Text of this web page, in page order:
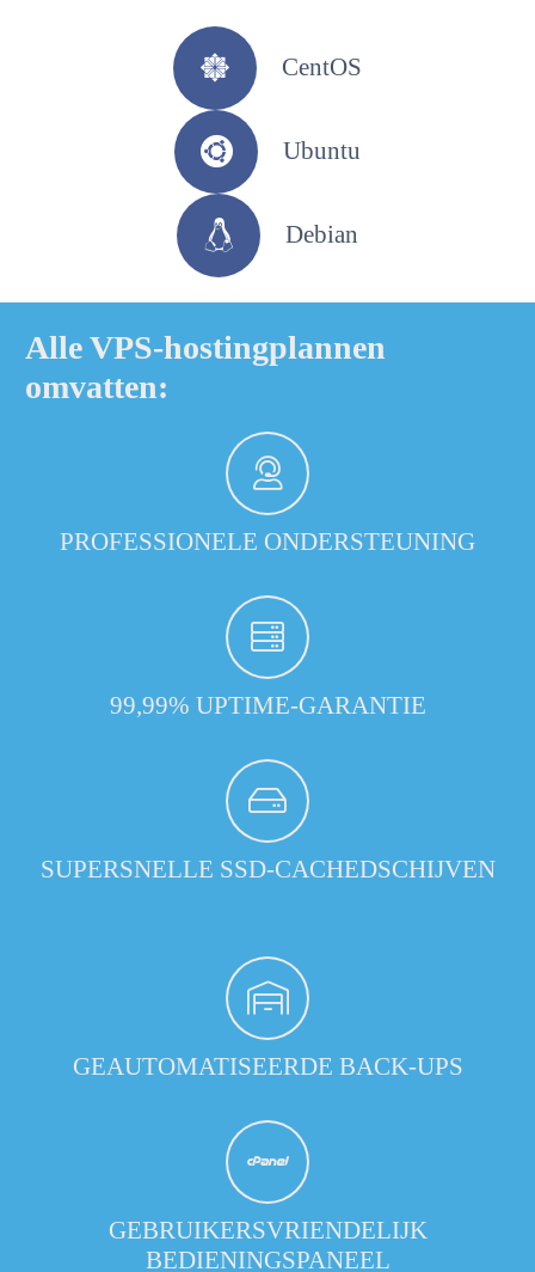
CentOS
Ubuntu
Debian
Alle VPS-hostingplannen
omvatten:
PROFESSIONELE ONDERSTEUNING
99,99% UPTIME-GARANTIE
SUPERSNELLE SSD-CACHEDSCHIJVEN
GEAUTOMATISEERDE BACK-UPS
GEBRUIKERSVRIENDELIJK
BEDIENINGSPANEEL